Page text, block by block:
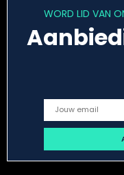
WORD LID VAN